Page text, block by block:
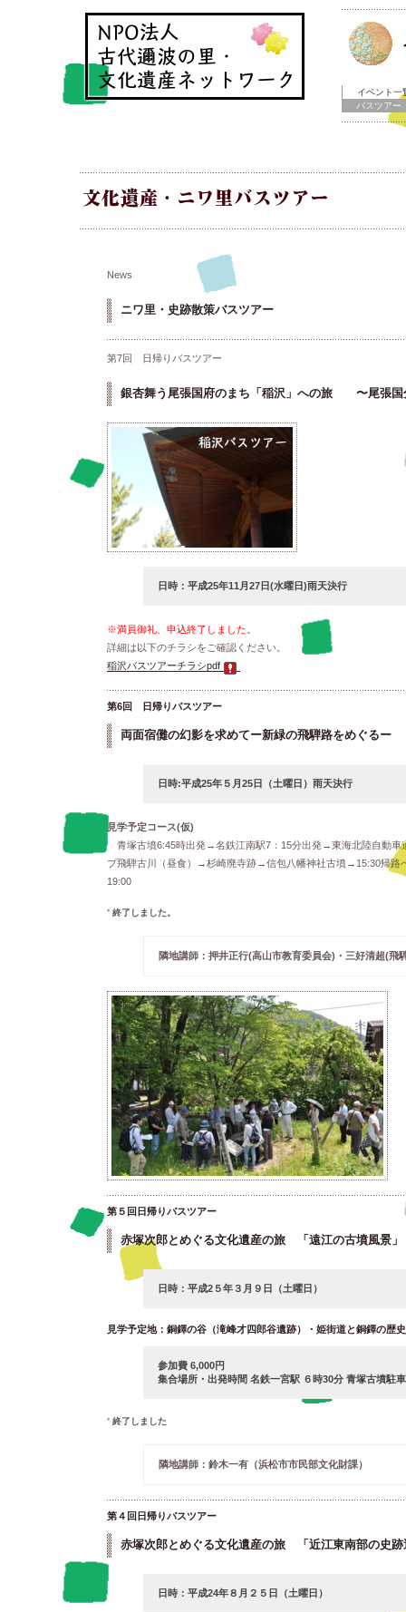
イベント一
バスツアー
News
ニワ里・史跡散策バスツアー
第7回 日帰りバスツアー
銀杏舞う尾張国府のまち「稲沢」への旅 〜尾張国
日時：平成25年11月27日(水曜日)雨天決行
※満員御礼、申込終了しました。
詳細は以下のチラシをご確認ください。
稲沢バスツアーチラシpdf
第6回 日帰りバスツアー
両面宿儺の幻影を求めてー新緑の飛騨路をめぐるー
日時:平成25年５月25日（土曜日）雨天決行
見学予定コース(仮)
青塚古墳6:45時出発→名鉄江南駅7：15分出発→東海北陸自動
プ飛騨古川（昼食）→杉崎廃寺跡→信包八幡神社古墳→15:30帰
19:00
終了しました。
隣地講師：押井正行(高山市教育委員会)・三好清超(飛
第５回日帰りバスツアー
赤塚次郎とめぐる文化遺産の旅 「遠江の古墳風景」
日時：平成2５年３月９日（土曜日）
見学予定地：銅鐸の谷（滝峰才四郎谷遺跡）・姫街道と銅鐸の歴
参加費 6,000円
集合場所・出発時間 名鉄一宮駅 ６時30分 青塚古墳駐
終了しました
隣地講師：鈴木一有（浜松市市民部文化財課）
第４回日帰りバスツアー
赤塚次郎とめぐる文化遺産の旅 「近江東南部の史跡
日時：平成24年８月２５日（土曜日）